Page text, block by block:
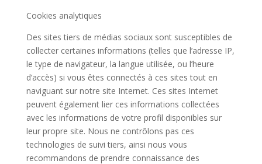
Cookies analytiques
Des sites tiers de médias sociaux sont susceptibles de
collecter certaines informations (telles que l’adresse IP,
le type de navigateur, la langue utilisée, ou l’heure
d’accès) si vous êtes connectés à ces sites tout en
naviguant sur notre site Internet. Ces sites Internet
peuvent également lier ces informations collectées
avec les informations de votre profil disponibles sur
leur propre site. Nous ne contrôlons pas ces
technologies de suivi tiers, ainsi nous vous
recommandons de prendre connaissance des